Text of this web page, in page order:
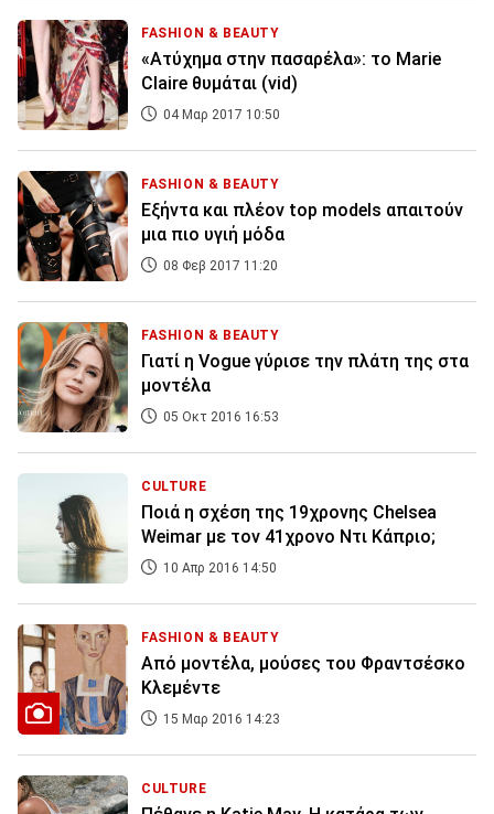
FASHION & BEAUTY
«Ατύχημα στην πασαρέλα»: το Marie
Claire θυμάται (vid)
04 Μαρ 2017 10:50
FASHION & BEAUTY
Εξήντα και πλέον top models απαιτούν
μια πιο υγιή μόδα
08 Φεβ 2017 11:20
FASHION & BEAUTY
Γιατί η Vogue γύρισε την πλάτη της στα
μοντέλα
05 Οκτ 2016 16:53
CULTURE
Ποιά η σχέση της 19χρονης Chelsea
Weimar με τον 41χρονο Ντι Κάπριο;
10 Απρ 2016 14:50
FASHION & BEAUTY
Από μοντέλα, μούσες του Φραντσέσκο
Κλεμέντε
15 Μαρ 2016 14:23
CULTURE